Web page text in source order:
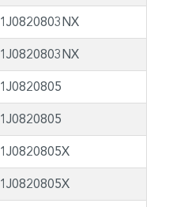
1J0820803NX
1J0820803NX
1J0820805
1J0820805
1J0820805X
1J0820805X